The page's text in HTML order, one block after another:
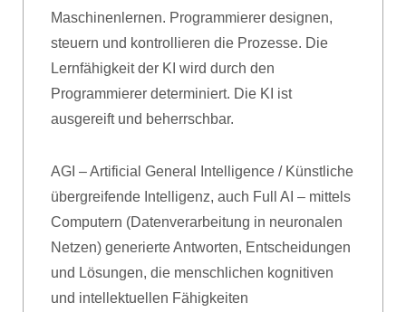
Maschinenlernen. Programmierer designen,
steuern und kontrollieren die Prozesse. Die
Lernfähigkeit der KI wird durch den
Programmierer determiniert. Die KI ist
ausgereift und beherrschbar.
AGI – Artificial General Intelligence / Künstliche
übergreifende Intelligenz, auch Full AI – mittels
Computern (Datenverarbeitung in neuronalen
Netzen) generierte Antworten, Entscheidungen
und Lösungen, die menschlichen kognitiven
und intellektuellen Fähigkeiten